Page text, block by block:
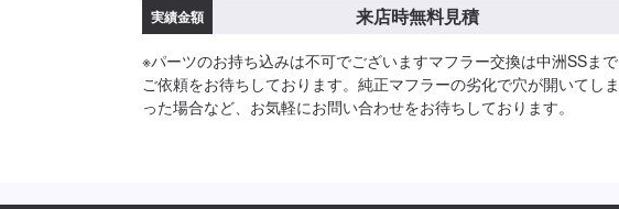
実績金額 来店時無料見積
※パーツのお持ち込みは不可でございますマフラー交換は中洲SSまで
ご依頼をお待ちしております。純正マフラーの劣化で穴が開いてしま
った場合など、お気軽にお問い合わせをお待ちしております。